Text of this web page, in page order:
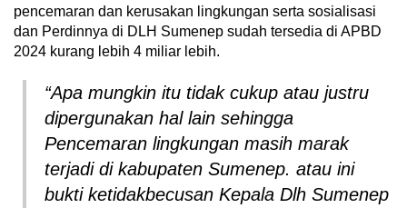
pencemaran dan kerusakan lingkungan serta sosialisasi
dan Perdinnya di DLH Sumenep sudah tersedia di APBD
2024 kurang lebih 4 miliar lebih.
“Apa mungkin itu tidak cukup atau justru
dipergunakan hal lain sehingga
Pencemaran lingkungan masih marak
terjadi di kabupaten Sumenep. atau ini
bukti ketidakbecusan Kepala Dlh Sumenep